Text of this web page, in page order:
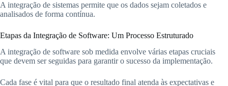
A integração de sistemas permite que os dados sejam coletados e
analisados de forma contínua.
Etapas da Integração de Software: Um Processo Estruturado
A integração de software sob medida envolve várias etapas cruciais
que devem ser seguidas para garantir o sucesso da implementação.
Cada fase é vital para que o resultado final atenda às expectativas e